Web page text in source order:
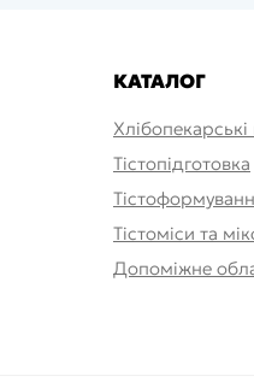
КАТАЛОГ
Хлібопекарські
Тістопідготовка
Тістоміси та
Допоміжне